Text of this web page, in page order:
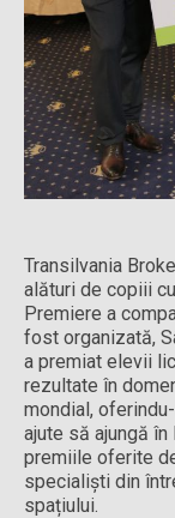
Transilvania
alături de copiii
Premiere a
fost organizată,
a premiat elevii
rezultate în
mondial,
ajute să ajungă
premiile oferite
specialiști din
spațiului.